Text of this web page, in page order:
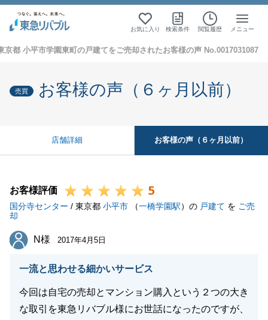
お気に入り 検索条件 閲覧履歴 メニュー
京都 小平市学園東町の戸建てをご売却されたお客様の声 No.0017031087
売買 お客様の声（６ヶ月以前）
店舗詳細 お客様の声（６ヶ月以前）
お客様評価 5
国分寺センター / 東京都 小平市 （一橋学園駅）の 戸建て を ご売
却
N様
N様 2017年4月5日
一流と思わせる細かいサービス
今回は自宅の売却とマンション購入という２つの大き
な取引を東急リバブル様にお世話になったのですが、